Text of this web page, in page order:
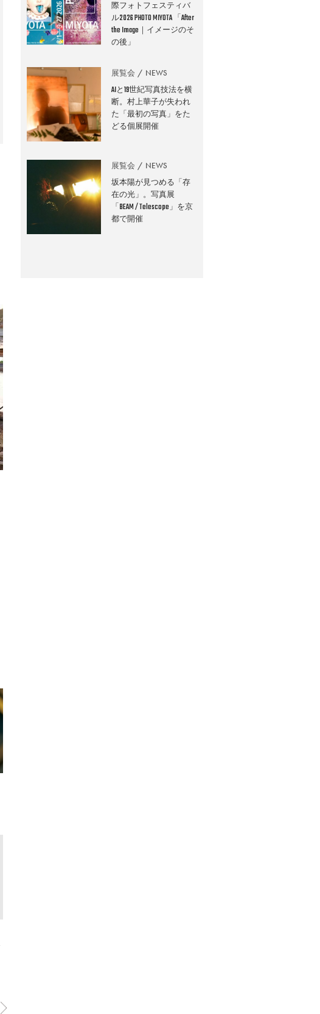
際フォトフェスティバ
ル2026 PHOTO MIYOTA 「After
the Image｜イメージのそ
の後」
展覧会 NEWS
AIと19世紀写真技法を横
断。村上華子が失われ
た「最初の写真」をた
どる個展開催
展覧会 NEWS
坂本陽が見つめる「存
在の光」。写真展
「BEAM / Telescope」を京
都で開催